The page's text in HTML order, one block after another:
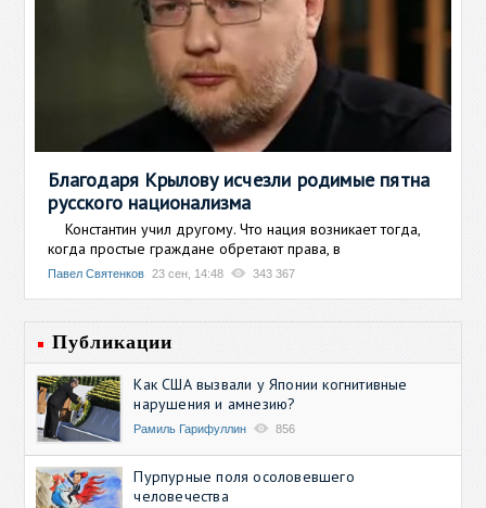
Благодаря Крылову исчезли родимые пятна
русского национализма
Константин учил другому. Что нация возникает тогда,
когда простые граждане обретают права, в
Павел Святенков 23 сен, 14:48 343 367
Публикации
Как США вызвали у Японии когнитивные
нарушения и амнезию?
Рамиль Гарифуллин 856
Пурпурные поля осоловевшего
человечества